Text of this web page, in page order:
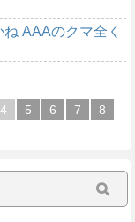
AAAのクマ全く
4 5 6 7
8